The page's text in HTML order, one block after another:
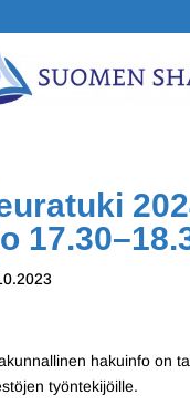
hakuinfo on
työntekijöille.